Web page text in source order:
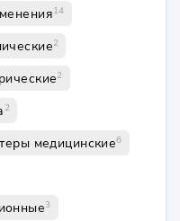
14
2
2
2
медицинские6
3